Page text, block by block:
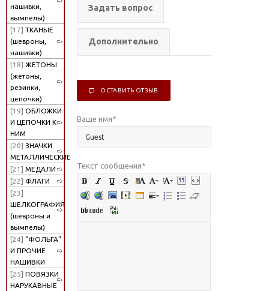
нашивки,
вымпелы)
[17] ТКАНЫЕ
(шевроны,
нашивки)
[18] ЖЕТОНЫ
(жетоны,
резинки,
цепочки)
[19] ОБЛОЖКИ
И ЦЕПОЧКИ К
НИМ
[20] ЗНАЧКИ
МЕТАЛЛИЧЕСКИЕ
[21] МЕДАЛИ
[22] ФЛАГИ
[23]
ШЕЛКОГРАФИЯ
(шевроны и
вымпелы)
[24] "ФОЛЬГА"
И ПРОЧИЕ
НАШИВКИ
[25] ПОВЯЗКИ
НАРУКАВНЫЕ
Задать вопрос
Дополнительно
ОСТАВИТЬ ОТЗЫВ
Ваше имя*
Текст сообщения*